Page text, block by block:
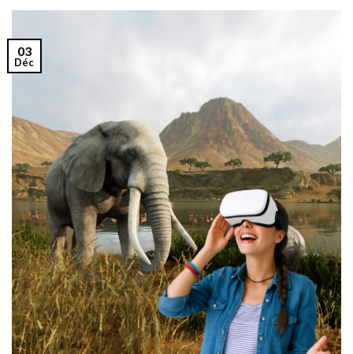
03
Déc